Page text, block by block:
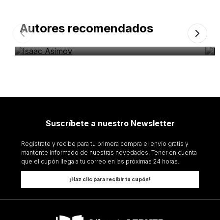
Autores recomendados
Suscríbete a nuestro Newsletter
Regístrate y recibe para tu primera compra el envío gratis y
mantente informado de nuestras novedades. Tener en cuenta
que el cupón llega a tu correo en las próximas 24 horas.
¡Haz clic para recibir tu cupón!